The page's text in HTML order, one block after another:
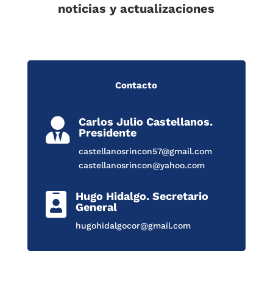
noticias y actualizaciones
Contacto

Carlos Julio Castellanos.
Presidente
castellanosrincon57@gmail.com
castellanosrincon@yahoo.com

Hugo Hidalgo. Secretario
General
hugohidalgocor@gmail.com